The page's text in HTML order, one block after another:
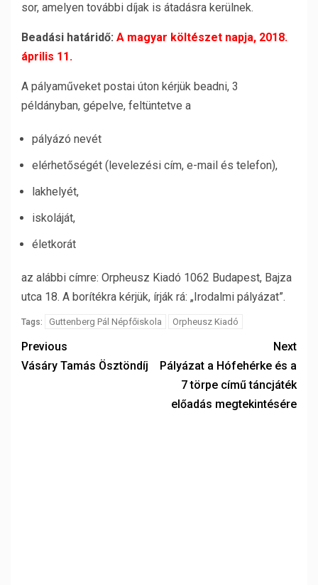
sor, amelyen további díjak is átadásra kerülnek.
Beadási határidő: A magyar költészet napja, 2018.
április 11.
A pályaműveket postai úton kérjük beadni, 3
példányban, gépelve, feltüntetve a
pályázó nevét
elérhetőségét (levelezési cím, e-mail és telefon),
lakhelyét,
iskoláját,
életkorát
az alábbi címre: Orpheusz Kiadó 1062 Budapest, Bajza
utca 18. A borítékra kérjük, írják rá: „Irodalmi pályázat”.
Tags: Guttenberg Pál Népfőiskola Orpheusz Kiadó
Previous
Vásáry Tamás Ösztöndíj
Next
Pályázat a Hófehérke és a
7 törpe című táncjáték
előadás megtekintésére